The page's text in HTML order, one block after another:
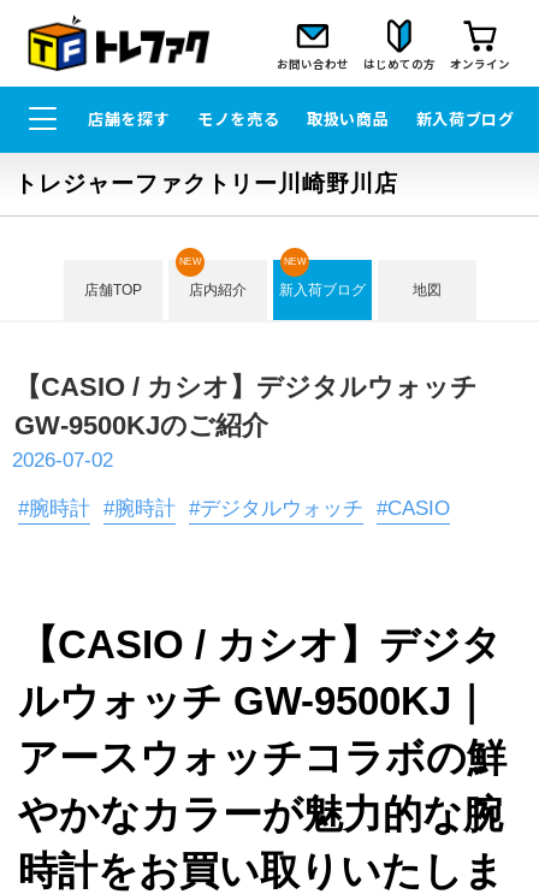
お問い合わせ はじめての方 オンライン
店舗を探す モノを売る 取扱い商品 新入荷ブログ
トレジャーファクトリー川崎野川店
店舗TOP 店内紹介
NEW
新入荷ブログ
NEW
地図
【CASIO / カシオ】デジタルウォッチ
GW-9500KJのご紹介
2026-07-02
#腕時計 #腕時計 #デジタルウォッチ #CASIO
【CASIO / カシオ】デジタ
ルウォッチ GW-9500KJ｜
アースウォッチコラボの鮮
やかなカラーが魅力的な腕
時計をお買い取りいたしま